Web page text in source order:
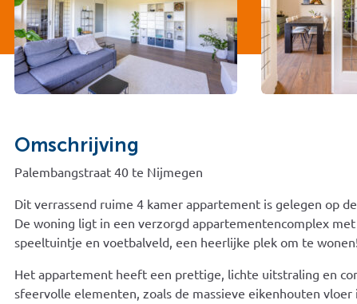
Omschrijving
Palembangstraat 40 te Nijmegen
Dit verrassend ruime 4 kamer appartement is gelegen op
De woning ligt in een verzorgd appartementencomplex
speeltuintje en voetbalveld, een heerlijke plek om te wonen!
Het appartement heeft een prettige, lichte uitstraling en
sfeervolle elementen, zoals de massieve eikenhouten